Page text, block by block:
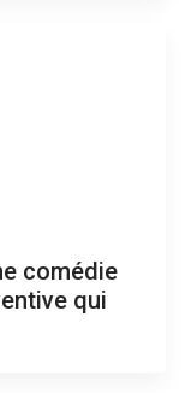
comédie
qui